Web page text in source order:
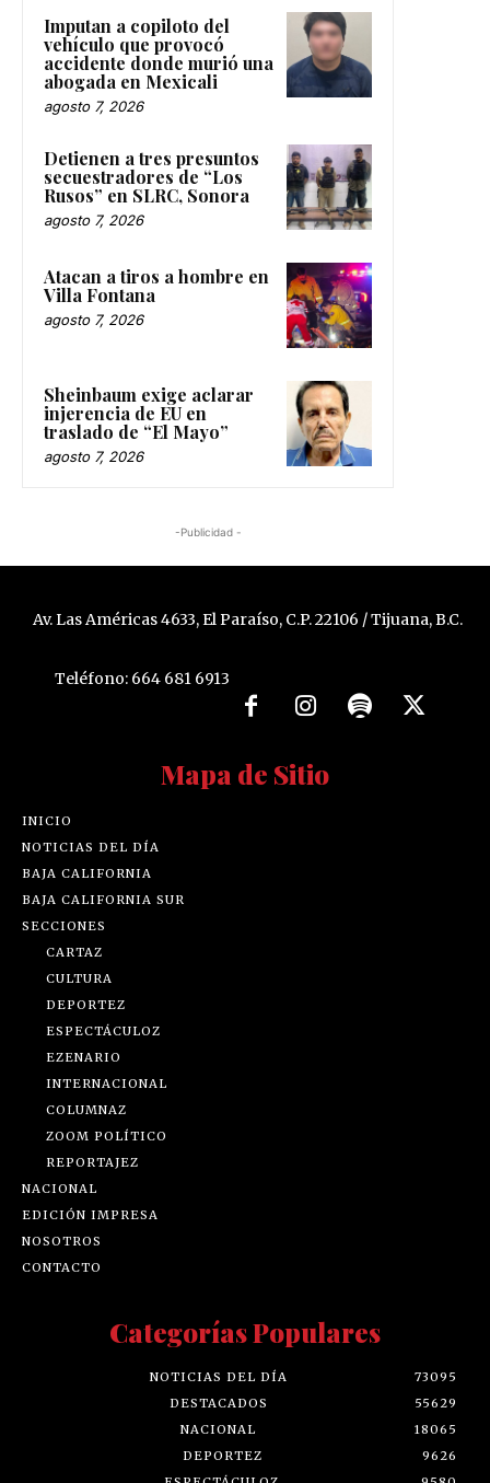
Imputan a copiloto del
vehículo que provocó
accidente donde murió una
abogada en Mexicali
agosto 7, 2026
Detienen a tres presuntos
secuestradores de “Los
Rusos” en SLRC, Sonora
agosto 7, 2026
Atacan a tiros a hombre en
Villa Fontana
agosto 7, 2026
Sheinbaum exige aclarar
injerencia de EU en
traslado de “El Mayo”
agosto 7, 2026
-Publicidad -
Av. Las Américas 4633, El Paraíso, C.P. 22106 / Tijuana, B.C.
Teléfono: 664 681 6913
Mapa de Sitio
INICIO
NOTICIAS DEL DÍA
BAJA CALIFORNIA
BAJA CALIFORNIA SUR
SECCIONES
CARTAZ
CULTURA
DEPORTEZ
ESPECTÁCULOZ
EZENARIO
INTERNACIONAL
COLUMNAZ
ZOOM POLÍTICO
REPORTAJEZ
NACIONAL
EDICIÓN IMPRESA
NOSOTROS
CONTACTO
Categorías Populares
NOTICIAS DEL DÍA
73095
DESTACADOS
55629
NACIONAL
18065
DEPORTEZ
9626